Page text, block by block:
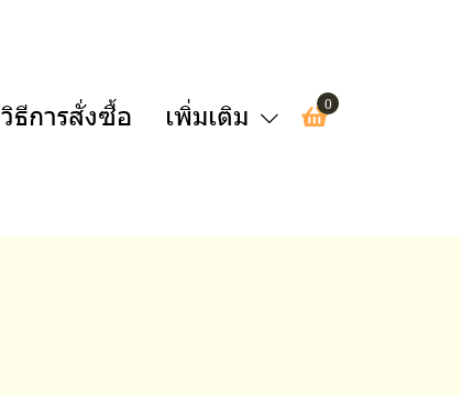
วิธีการสั่งซื้อ เพิ่มเติม 0